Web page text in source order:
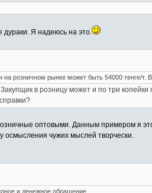
дураки. Я надеюсь на это.
на розничном рынке может быть 54000 тенге/т.
в розницу может и по три
оптовыми. Данным примером я это
осмысления чужих мыслей творчески.
и денежное обращение